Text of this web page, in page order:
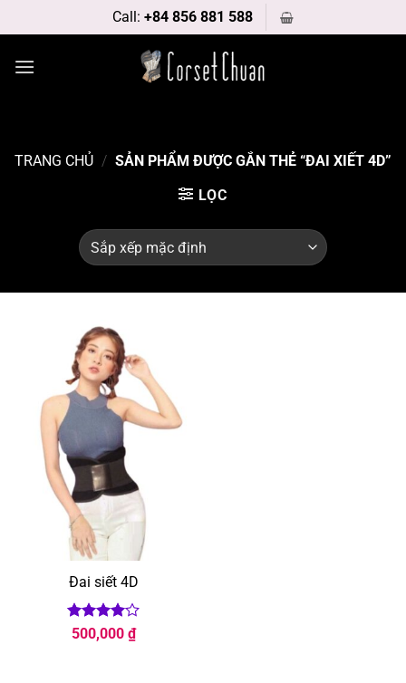
qua
dung
Call: +84 856 881 588
TRANG CHỦ / SẢN PHẨM ĐƯỢC GẮN THẺ “ĐAI XIẾT 4D”
LỌC
Đai siết 4D
Được
xếp hạng
500,000 ₫